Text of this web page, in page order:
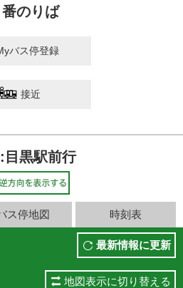
番のりば
バス停登録
接近
目黒駅前行
ス停地図 時刻表
最新情報に更新
地図表示に切り替える